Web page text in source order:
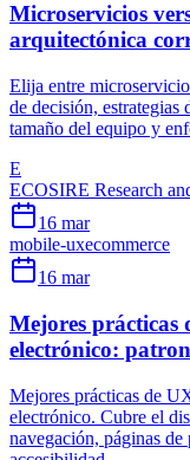
Microservicios
arquitectónica
Elija entre
de decisión, estrategias
tamaño del equipo y
E
ECOSIRE Research
16 mar
mobile-uxecommerce
16 mar
Mejores prácticas
electrónico:
Mejores prácticas de
electrónico. Cubre el
navegación, páginas